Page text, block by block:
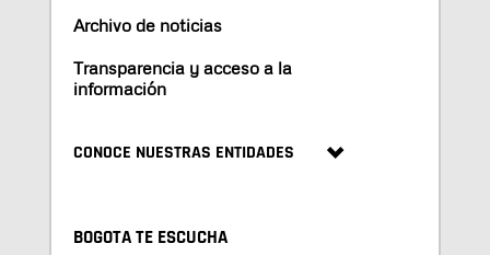
Archivo de noticias
Transparencia y acceso a la
información
CONOCE NUESTRAS ENTIDADES
BOGOTA TE ESCUCHA